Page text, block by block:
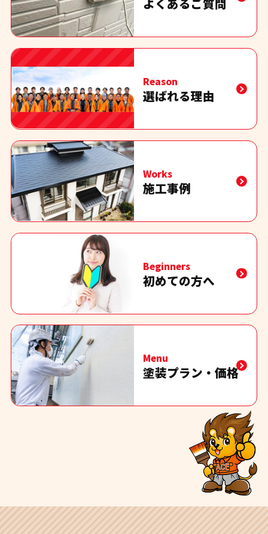
Reason
選ばれる理由
Works
施工事例
Beginners
初めての方へ
Menu
塗装プラン・価格